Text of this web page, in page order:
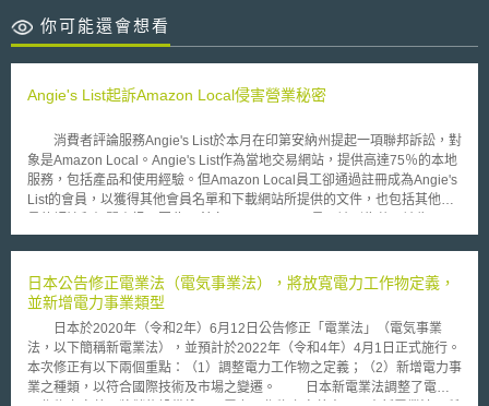
你可能還會想看
Angie's List起訴Amazon Local侵害營業秘密
消費者評論服務Angie's List於本月在印第安納州提起一項聯邦訴訟，對
象是Amazon Local。Angie's List作為當地交易網站，提供高達75％的本地
服務，包括產品和使用經驗。但Amazon Local員工卻通過註冊成為Angie's
List的會員，以獲得其他會員名單和下載網站所提供的文件，也包括其他會
該訴訟聲明中指控相關資訊被Amazon Local所使用，用以在西雅圖建
使用Angie's List的帳戶和資料用於商業目的”，但Amazon Local員工卻違反
了契約。“Amazon Local沒有投入必要的時間，資源和合法手段發展自己的
研究與Angie's List競爭，相反的，Angie's List和它的員工都選擇了秘密訪
問和挪用Angie's List專有信息的快捷方式。 Angie's List指控Amazon
Local違反商業機密，竊盜，侵入電腦，民事侵權，電腦欺詐與濫用盜用行
為和違反契約。Angie's List請求法院判決Amazon Local賠償其損失，並禁
止Amazon Local再使用Angie's List，包括已經得到的資訊。Angie's List也
日本公告修正電業法（電気事業法），將放寬電力工作物定義，
並新增電力事業類型
日本於2020年（令和2年）6月12日公告修正「電業法」（電気事業
法，以下簡稱新電業法），並預計於2022年（令和4年）4月1日正式施行。
本次修正有以下兩個重點：（1）調整電力工作物之定義；（2）新增電力事
業之種類，以符合國際技術及市場之變遷。 日本新電業法調整了電力